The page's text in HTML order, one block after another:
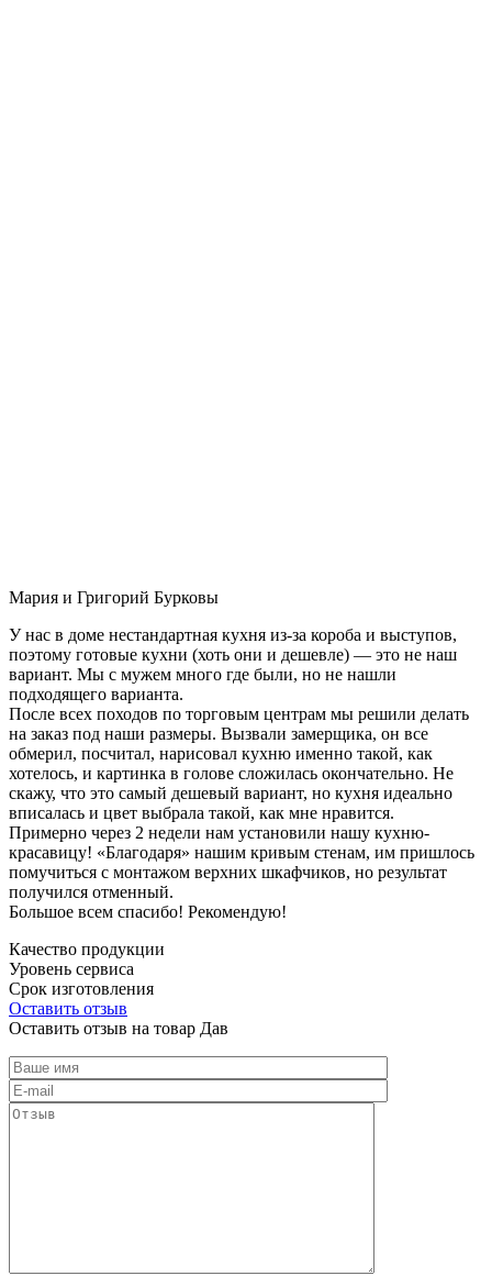
Мария и Григорий Бурковы
У нас в доме нестандартная кухня из-за короба и выступов,
поэтому готовые кухни (хоть они и дешевле) — это не наш
вариант. Мы с мужем много где были, но не нашли
подходящего варианта.
После всех походов по торговым центрам мы решили делать
на заказ под наши размеры. Вызвали замерщика, он все
обмерил, посчитал, нарисовал кухню именно такой, как
хотелось, и картинка в голове сложилась окончательно. Не
скажу, что это самый дешевый вариант, но кухня идеально
вписалась и цвет выбрала такой, как мне нравится.
Примерно через 2 недели нам установили нашу кухню-
красавицу! «Благодаря» нашим кривым стенам, им пришлось
помучиться с монтажом верхних шкафчиков, но результат
получился отменный.
Большое всем спасибо! Рекомендую!
Качество продукции
Уровень сервиса
Срок изготовления
Оставить отзыв
Оставить отзыв на товар Дав